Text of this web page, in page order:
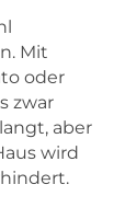
Mit
oder
zwar
aber
wird